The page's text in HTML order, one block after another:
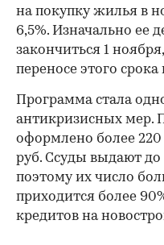
на покупку жилья в
6,5%. Изначально ее
закончиться 1
переносе этого срока
Программа стала
антикризисных мер.
оформлено более
руб. Ссуды выдают до
поэтому их число
приходится более
кредитов на